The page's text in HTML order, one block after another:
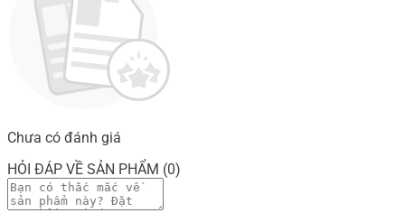
Chưa có đánh giá
HỎI ĐÁP VỀ SẢN PHẨM (0)